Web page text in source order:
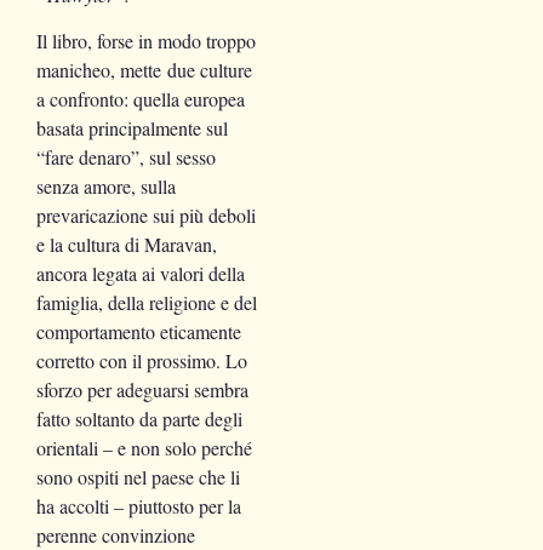
Il libro, forse in modo troppo
manicheo, mette due culture
a confronto: quella europea
basata principalmente sul
“fare denaro”, sul sesso
senza amore, sulla
prevaricazione sui più deboli
e la cultura di Maravan,
ancora legata ai valori della
famiglia, della religione e del
comportamento eticamente
corretto con il prossimo. Lo
sforzo per adeguarsi sembra
fatto soltanto da parte degli
orientali – e non solo perché
sono ospiti nel paese che li
ha accolti – piuttosto per la
perenne convinzione